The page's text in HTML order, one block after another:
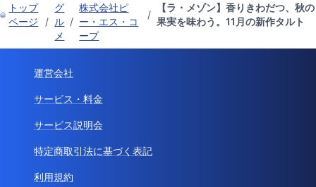
トップ
ページ
/
グ
ル
メ
/
株式会社ピ
ー・エス・コ
ープ
/
【ラ・メゾン】香りきわだつ、秋の
果実を味わう。11月の新作タルト
運営会社
サービス・料金
サービス説明会
特定商取引法に基づく表記
利用規約